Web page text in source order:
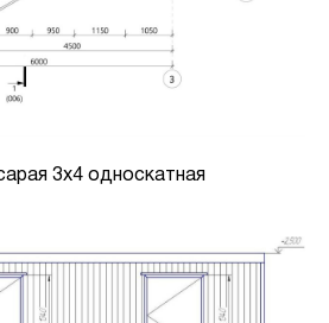
3х4 односкатная